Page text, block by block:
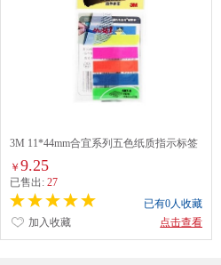
3M 11*44mm合宜系列五色纸质指示标签
(687-5)17张/色
￥ 9.25
已售出: 27
已有0人收藏
点击查看
加入收藏